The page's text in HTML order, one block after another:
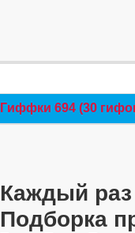
Гиффки 694 (30
Каждый
Подборка